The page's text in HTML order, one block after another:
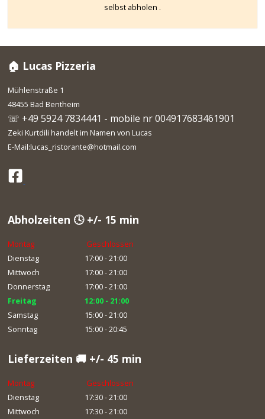
selbst abholen .
🏠 Lucas Pizzeria
Mühlenstraße 1
48455 Bad Bentheim
☏ +49 5924 7834441 - mobile nr 004917683461901
Zeki Kurtdili handelt im Namen von Lucas
E-Mail:lucas_ristorante@hotmail.com
Abholzeiten 🕓 +/- 15 min
Montag
Geschlossen
Dienstag
17:00 - 21:00
Mittwoch
17:00 - 21:00
Donnerstag
17:00 - 21:00
Freitag
12:00 - 21:00
Samstag
15:00 - 21:00
Sonntag
15:00 - 20:45
Lieferzeiten 🚚 +/- 45 min
Montag
Geschlossen
Dienstag
17:30 - 21:00
Mittwoch
17:30 - 21:00